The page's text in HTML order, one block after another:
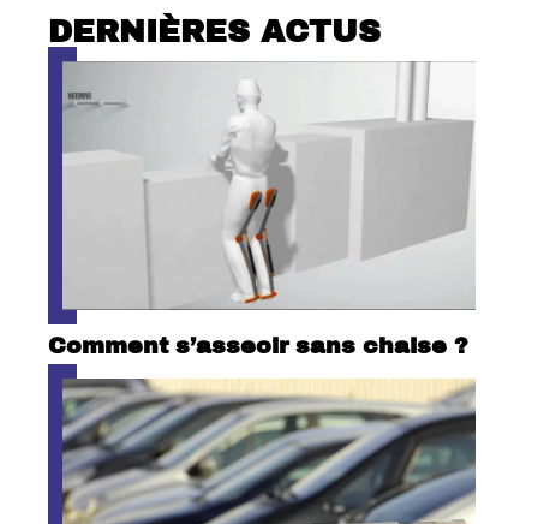
DERNIÈRES ACTUS
Comment s’asseoir sans chaise ?